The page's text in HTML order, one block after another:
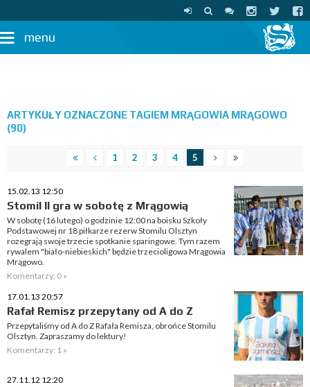
menu
ARTYKUŁY OZNACZONE TAGIEM MRĄGOWIA MRĄGOWO
(90)
1 2 3 4 5
15.02.13 12:50
Stomil II gra w sobotę z Mrągowią
W sobotę (16 lutego) o godzinie 12:00 na boisku Szkoły
Podstawowej nr 18 piłkarze rezerw Stomilu Olsztyn
rozegrają swoje trzecie spotkanie sparingowe. Tym razem
rywalem "biało-niebieskich" będzie trzecioligowa Mrągowia
Mrągowo.
Komentarzy: 0 »
17.01.13 20:57
Rafał Remisz przepytany od A do Z
Przepytaliśmy od A do Z Rafała Remisza, obrońce Stomilu
Olsztyn. Zapraszamy do lektury!
Komentarzy: 1 »
27.11.12 12:20